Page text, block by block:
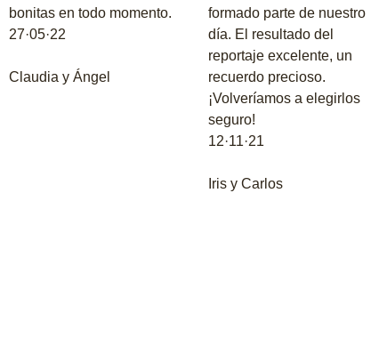
bonitas en todo momento.
27·05·22
Claudia y Ángel
formado parte de nuestro
día. El resultado del
reportaje excelente, un
recuerdo precioso.
¡Volveríamos a elegirlos
seguro!
12·11·21
Iris y Carlos